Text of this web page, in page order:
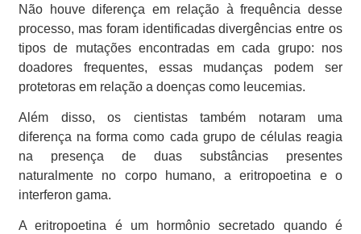
Não houve diferença em relação à frequência desse
processo, mas foram identificadas divergências entre os
tipos de mutações encontradas em cada grupo: nos
doadores frequentes, essas mudanças podem ser
protetoras em relação a doenças como leucemias.
Além disso, os cientistas também notaram uma
diferença na forma como cada grupo de células reagia
na presença de duas substâncias presentes
naturalmente no corpo humano, a eritropoetina e o
interferon gama.
A eritropoetina é um hormônio secretado quando é